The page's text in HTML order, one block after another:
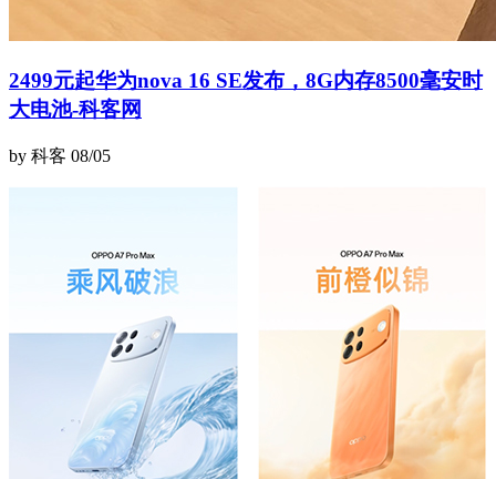
2499元起华为nova 16 SE发布，8G内存8500毫安时
大电池-科客网
by 科客 08/05